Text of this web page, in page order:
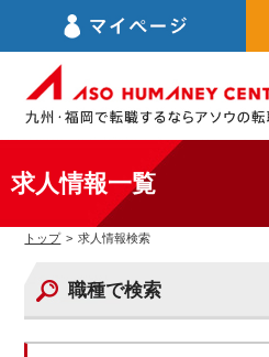
求人情報一覧
トップ > 求人情報検索
職種で検索